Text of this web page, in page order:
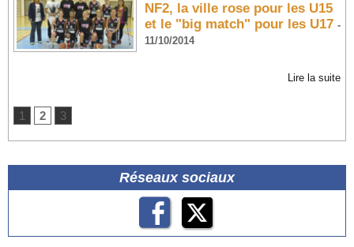
Réseaux sociaux
NF2, la ville rose pour les U15
et le "big match" pour les U17 -
11/10/2014
Lire la suite
1 2 3